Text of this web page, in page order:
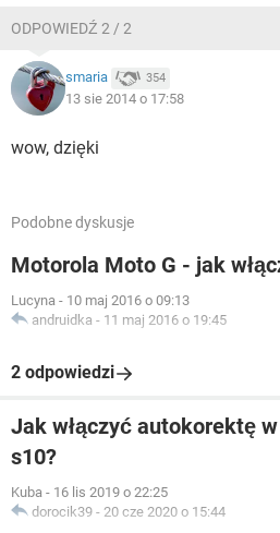
ODPOWIEDŹ 2 / 2
smaria 354
13 sie 2014 o 17:58
wow, dzięki
Podobne dyskusje
Motorola Moto G - jak
Lucyna - 10 maj 2016 o 09:13
andruidka - 11 maj 2016 o 19:45
2 odpowiedzi
Jak włączyć autokorektę
s10?
Kuba - 16 lis 2019 o 22:25
dorocik39 - 20 cze 2020 o 15:44